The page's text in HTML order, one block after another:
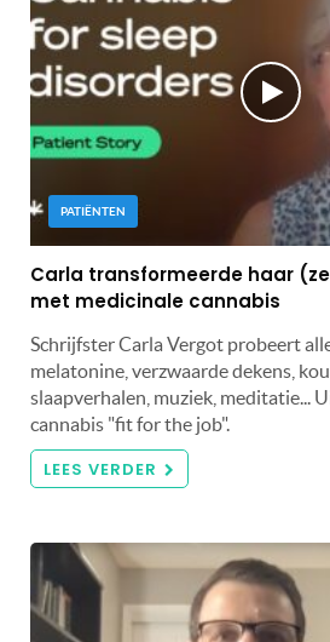
PATIËNTEN
Carla transformeerde haar
met medicinale cannabis
Schrijfster Carla Vergot probeert
melatonine, verzwaarde dekens,
slaapverhalen, muziek, meditatie...
cannabis "fit for the job".
LEES VERDER